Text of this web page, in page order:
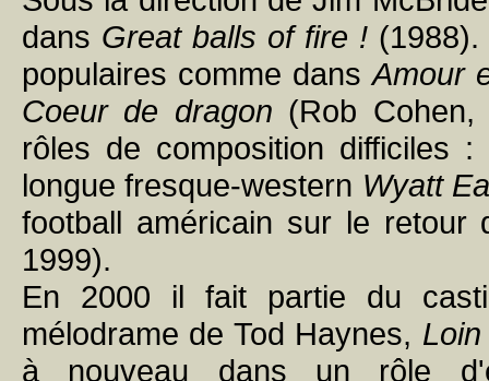
dans Great balls of fire !
populaires comme dansAmour
Coeur de dragon (Rob
rôles de composition difficiles
longue fresque-western Wyatt
football américain sur le retour
1999).
En 2000 il fait partie du
mélodrame de Tod Haynes,
à nouveau dans un rôle